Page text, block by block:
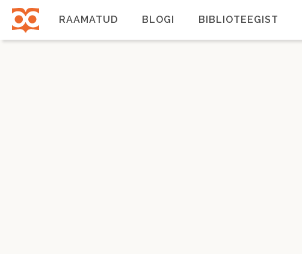
Liigu
edasi
põhisisu
juurde
RAAMATUD BLOGI BIBLIOTEEGIST